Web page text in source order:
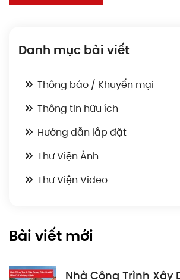
Danh mục bài viết
Thông báo / Khuyến mại
Thông tin hữu ích
Hướng dẫn lắp đặt
Thư Viện Ảnh
Thư Viện Video
Bài viết mới
Nhà Công Trình Xây